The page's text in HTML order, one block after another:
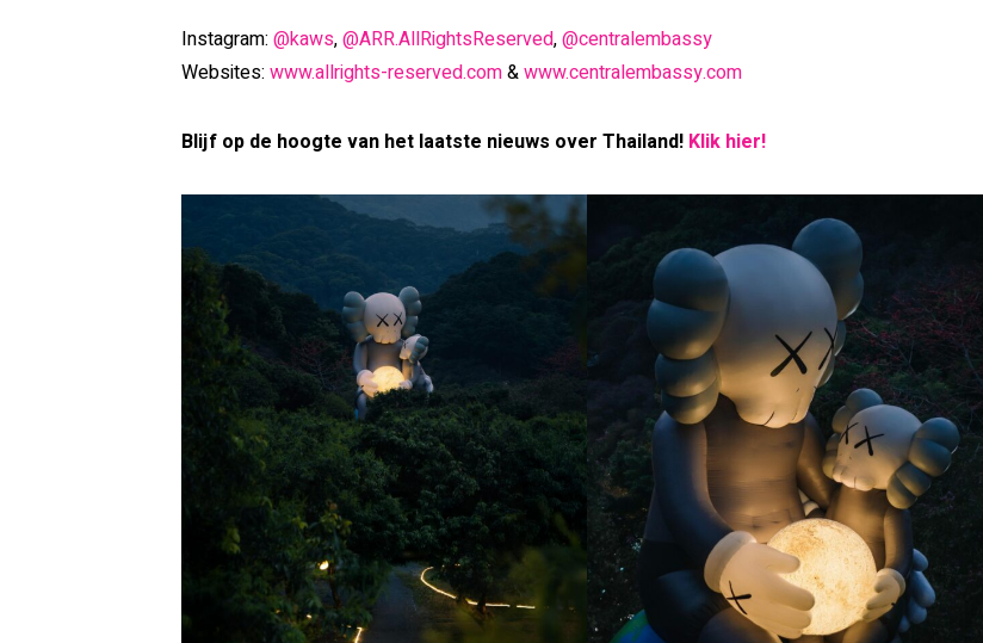
Instagram: @kaws,@ARR.AllRightsReserved,@centralembassy
Websites: www.allrights-reserved.com&www.centralembassy.com
Blijf op de hoogte van het laatste nieuws over Thailand! Klik hier!